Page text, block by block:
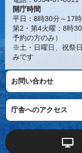
開庁時間
平日：8時30分～17
第2・第4火曜：8時
予約の方のみ）
※土・日曜日、祝祭
みです
お問い合わせ
庁舎へのアクセス